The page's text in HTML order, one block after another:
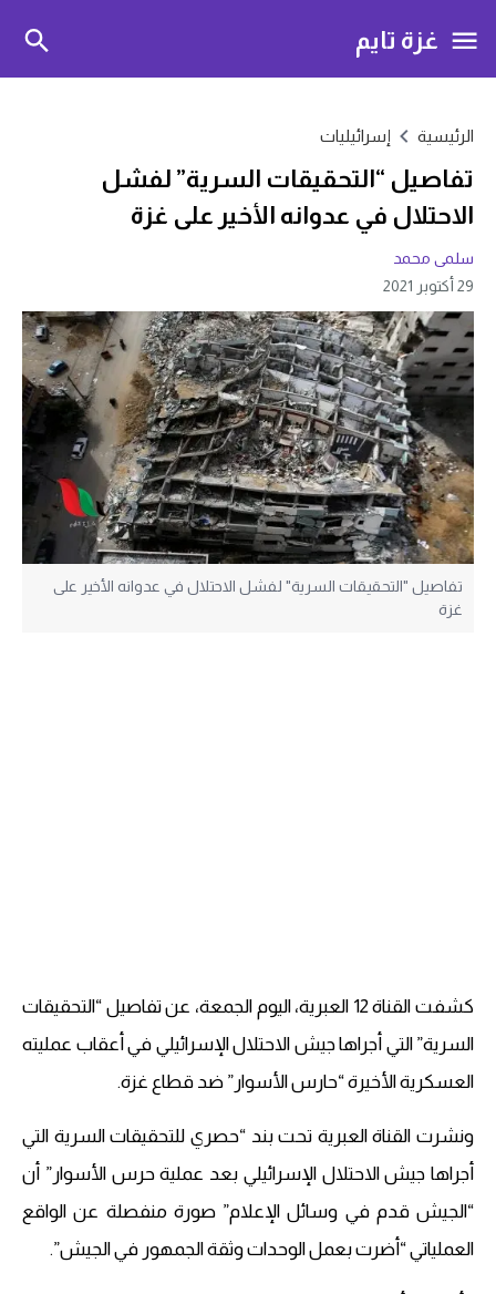
غزة تايم
الرئيسية إسرائيليات
تفاصيل “التحقيقات السرية” لفشل
الاحتلال في عدوانه الأخير على غزة
سلمى محمد
29 أكتوبر 2021
تفاصيل "التحقيقات السرية" لفشل الاحتلال في عدوانه الأخير على
غزة
كشفت القناة 12 العبرية، اليوم الجمعة، عن تفاصيل “التحقيقات
السرية” التي أجراها جيش الاحتلال الإسرائيلي في أعقاب عمليته
العسكرية الأخيرة “حارس الأسوار” ضد قطاع غزة.
ونشرت القناة العبرية تحت بند “حصري للتحقيقات السرية التي
أجراها جيش الاحتلال الإسرائيلي بعد عملية حرس الأسوار” أن
“الجيش قدم في وسائل الإعلام” صورة منفصلة عن الواقع
العملياتي “أضرت بعمل الوحدات وثقة الجمهور في الجيش”.